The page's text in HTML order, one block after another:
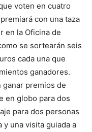
voten en cuatro
con una taza
en la Oficina de
se sortearán seis
cada una que
ganadores.
premios de
en globo para dos
para dos personas
y una visita guiada a